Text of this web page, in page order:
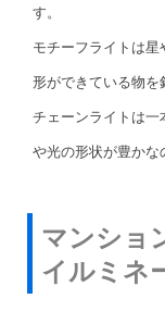
す。
モチーフライトは
形ができている物を
チェーンライトは一
や光の形状が豊かな
マンショ
イルミネ